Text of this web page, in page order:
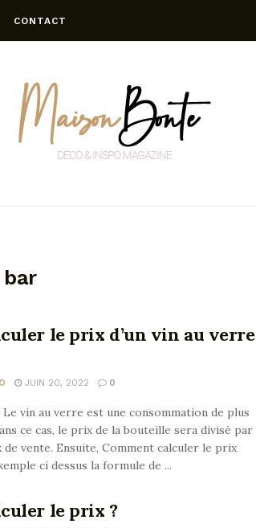
CONTACT
bar
le prix d’un vin au verre
JUIN 20, 2022 0
vin au verre est une consommation de plus
ce cas, le prix de la bouteille sera divisé par
vente. Ensuite, Comment calculer le prix
ci dessus la formule de ...
le prix ?